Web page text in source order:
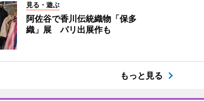
見る・遊ぶ
阿佐谷で香川伝統織物「保多
織」展 パリ出展作も
もっと見る